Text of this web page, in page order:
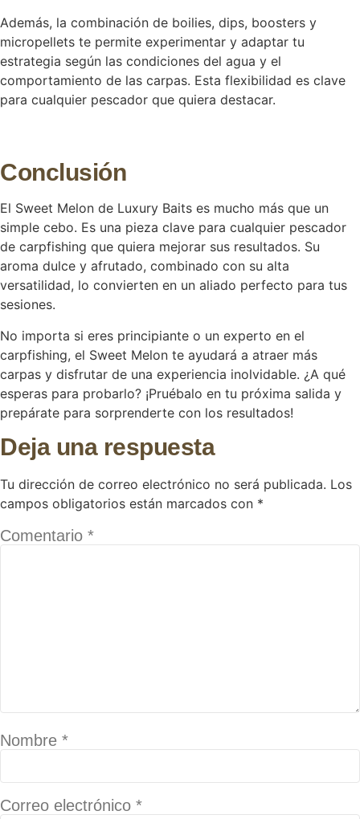
Además, la combinación de boilies, dips, boosters y
micropellets te permite experimentar y adaptar tu
estrategia según las condiciones del agua y el
comportamiento de las carpas. Esta flexibilidad es clave
para cualquier pescador que quiera destacar.
Conclusión
El Sweet Melon de Luxury Baits es mucho más que un
simple cebo. Es una pieza clave para cualquier pescador
de carpfishing que quiera mejorar sus resultados. Su
aroma dulce y afrutado, combinado con su alta
versatilidad, lo convierten en un aliado perfecto para tus
sesiones.
No importa si eres principiante o un experto en el
carpfishing, el Sweet Melon te ayudará a atraer más
carpas y disfrutar de una experiencia inolvidable. ¿A qué
esperas para probarlo? ¡Pruébalo en tu próxima salida y
prepárate para sorprenderte con los resultados!
Deja una respuesta
Tu dirección de correo electrónico no será publicada. Los
campos obligatorios están marcados con *
Comentario *
Nombre *
Correo electrónico *